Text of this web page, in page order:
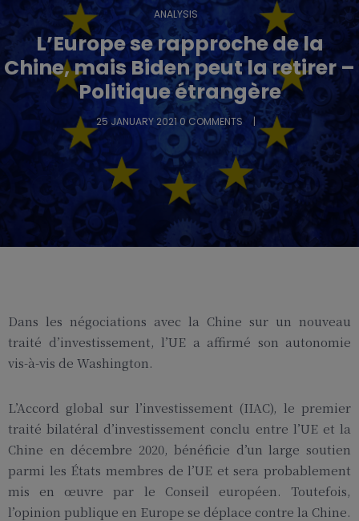
ANALYSIS
L’Europe se rapproche de la
Chine, mais Biden peut la retirer –
Politique étrangère
25 JANUARY 2021 0 COMMENTS
Dans les négociations avec la Chine sur un nouveau
traité d’investissement, l’UE a affirmé son autonomie
vis-à-vis de Washington.
L’Accord global sur l’investissement (IIAC), le premier
traité bilatéral d’investissement conclu entre l’UE et la
Chine en décembre 2020, bénéficie d’un large soutien
parmi les États membres de l’UE et sera probablement
mis en œuvre par le Conseil européen. Toutefois,
l’opinion publique en Europe se déplace contre la Chine.